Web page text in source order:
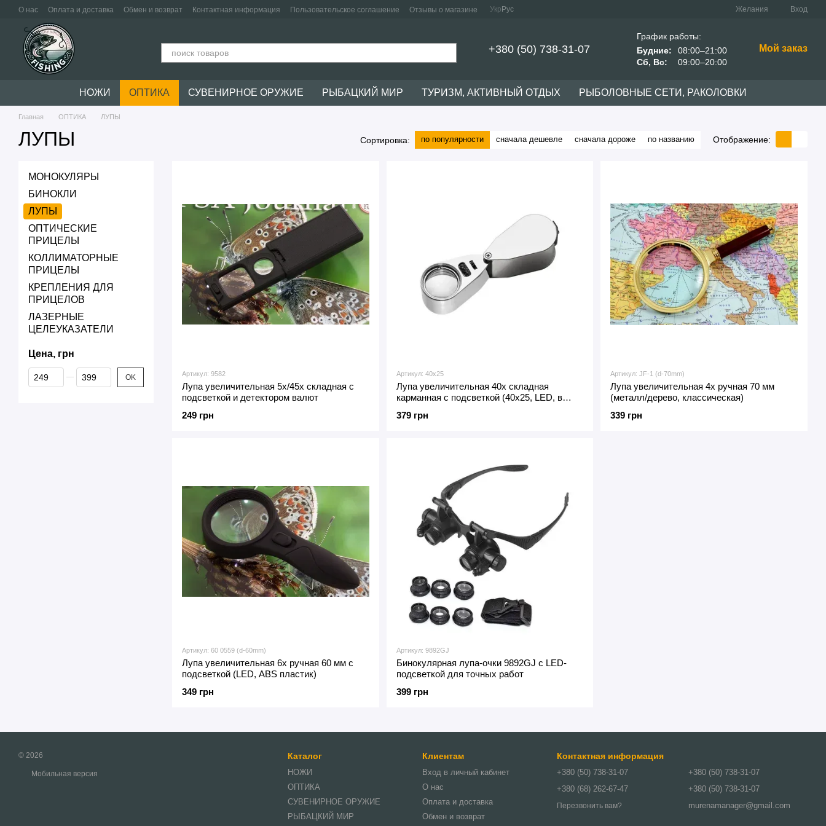
Перейти к основному контенту
О нас Оплата и доставка Обмен и возврат Контактная информация Пользовательское соглашение Отзывы о магазине Укр Рус Желания Вход
+380 (50) 738-31-07
График работы:
Будние:
08:00–21:00
Сб, Вс:
09:00–20:00
Мой заказ
НОЖИ ОПТИКА СУВЕНИРНОЕ ОРУЖИЕ РЫБАЦКИЙ МИР ТУРИЗМ, АКТИВНЫЙ ОТДЫХ РЫБОЛОВНЫЕ СЕТИ, РАКОЛОВКИ
Главная ОПТИКА ЛУПЫ
ЛУПЫ Сортировка: по популярности сначала дешевле сначала дороже по названию Отображение:
Артикул: 9582
Лупа увеличительная 5x/45x складная с
подсветкой и детектором валют
249 грн
Артикул: 40x25
Лупа увеличительная 40x складная
карманная с подсветкой (40x25, LED, в
379 грн
Артикул: JF-1 (d-70mm)
Лупа увеличительная 4x ручная 70 мм
(металл/дерево, классическая)
339 грн
Артикул: 60 0559 (d-60mm)
Лупа увеличительная 6x ручная 60 мм с
подсветкой (LED, ABS пластик)
349 грн
Артикул: 9892GJ
Бинокулярная лупа-очки 9892GJ с LED-
подсветкой для точных работ
399 грн
МОНОКУЛЯРЫ
БИНОКЛИ
ЛУПЫ
ОПТИЧЕСКИЕ
ПРИЦЕЛЫ
КОЛЛИМАТОРНЫЕ
ПРИЦЕЛЫ
КРЕПЛЕНИЯ ДЛЯ
ПРИЦЕЛОВ
ЛАЗЕРНЫЕ
ЦЕЛЕУКАЗАТЕЛИ
Цена, грн
От Цена, грн
До Цена, грн OK
© 2026
Мобильная версия
Каталог
НОЖИ
ОПТИКА
СУВЕНИРНОЕ ОРУЖИЕ
РЫБАЦКИЙ МИР
Клиентам
Вход в личный кабинет
О нас
Оплата и доставка
Обмен и возврат
Контактная информация
+380 (50) 738-31-07
+380 (68) 262-67-47
Перезвонить вам?
+380 (50) 738-31-07
+380 (50) 738-31-07
murenamanager@gmail.com